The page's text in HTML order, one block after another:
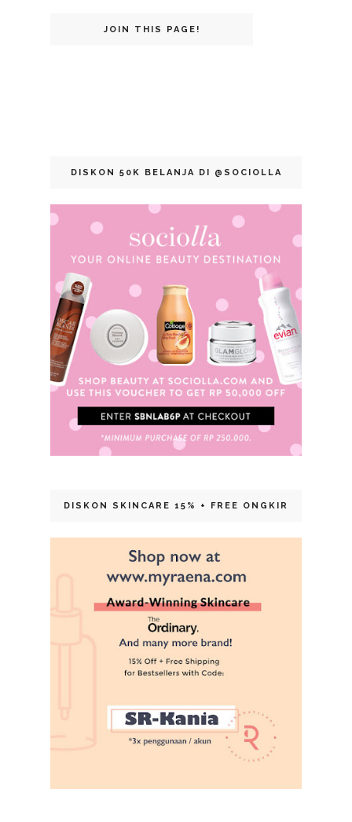
JOIN THIS PAGE!
DISKON 50K BELANJA DI @SOCIOLLA
DISKON SKINCARE 15% + FREE ONGKIR